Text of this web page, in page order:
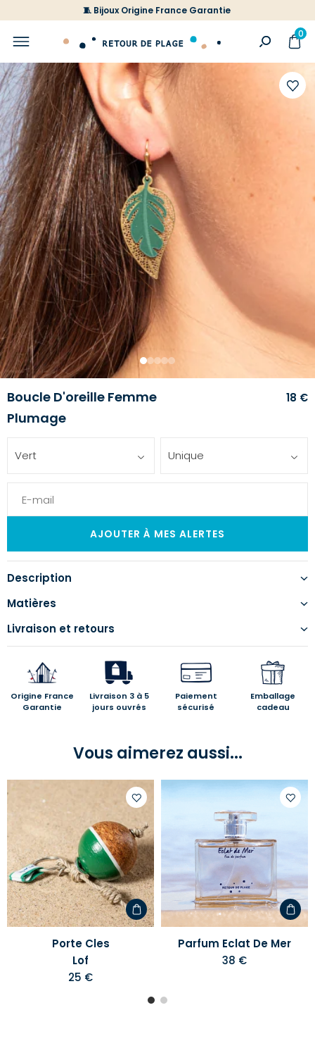
🧵 Bijoux Origine France Garantie
0
1 2345
Boucle D'oreille Femme
Plumage
18 €
Vert Unique
Description
Matières
Livraison et retours
Origine France
Garantie
Livraison 3 à 5
jours ouvrés
Paiement
sécurisé
Emballage
cadeau
Vous aimerez aussi...
Ajouter
à
votre
liste
d'envies
Porte Cles
Lof
25 €
Parfum Eclat De Mer
38 €